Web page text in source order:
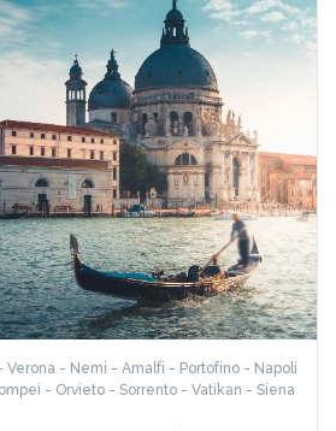
Verona - Nemi - Amalfi - Portofino - Napoli
- Orvieto - Sorrento - Vatikan - Siena